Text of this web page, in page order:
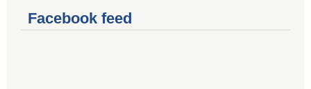
Facebook feed